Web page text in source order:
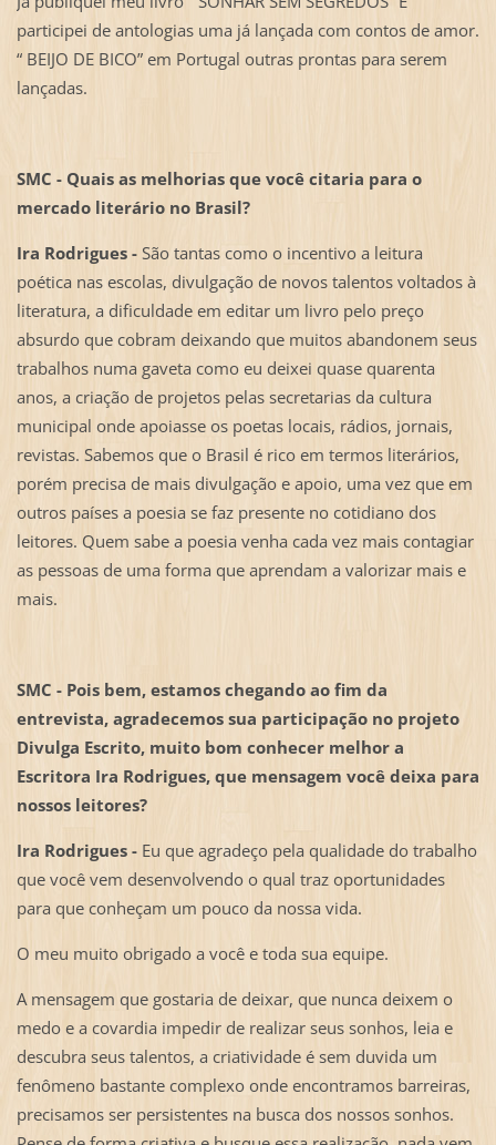
participei de antologias uma já lançada com contos de amor.
“ BEIJO DE BICO” em Portugal outras prontas para serem
lançadas.
SMC - Quais as melhorias que você citaria para o
mercado literário no Brasil?
Ira Rodrigues -São tantas como o incentivo a leitura
poética nas escolas, divulgação de novos talentos voltados à
literatura, a dificuldade em editar um livro pelo preço
absurdo que cobram deixando que muitos abandonem seus
trabalhos numa gaveta como eu deixei quase quarenta
anos, a criação de projetos pelas secretarias da cultura
municipal onde apoiasse os poetas locais, rádios, jornais,
revistas. Sabemos que o Brasil é rico em termos literários,
porém precisa de mais divulgação e apoio, uma vez que em
outros países a poesia se faz presente no cotidiano dos
leitores. Quem sabe a poesia venha cada vez mais contagiar
as pessoas de uma forma que aprendam a valorizar mais e
mais.
SMC - Pois bem, estamos chegando ao fim da
entrevista, agradecemos sua participação no projeto
Divulga Escrito, muito bom conhecer melhor a
Escritora Ira Rodrigues, que mensagem você deixa para
nossos leitores?
Ira Rodrigues -Eu que agradeço pela qualidade do trabalho
que você vem desenvolvendo o qual traz oportunidades
para que conheçam um pouco da nossa vida.
O meu muito obrigado a você e toda sua equipe.
A mensagem que gostaria de deixar, que nunca deixem o
medo e a covardia impedir de realizar seus sonhos, leia e
descubra seus talentos, a criatividade é sem duvida um
fenômeno bastante complexo onde encontramos barreiras,
precisamos ser persistentes na busca dos nossos sonhos.